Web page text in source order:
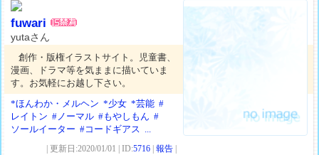
fuwari
yutaさん
創作・版権イラストサイト。児童書、
漫画、ドラマ等を気ままに描いていま
す。お気軽にお越し下さい。
*ほんわか・メルヘン *少女 *芸能 #
レイトン #ノーマル #もやしもん #
ソールイーター #コードギアス
| 更新日:2020/01/01 | ID:5716 |報告 |